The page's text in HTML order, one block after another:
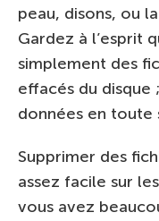
peau, disons, ou
Gardez à l’esprit
simplement des
effacés du disque
données en toute
Supprimer des
assez facile sur
vous avez